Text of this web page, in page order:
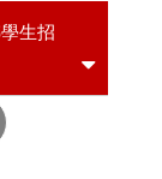
生招